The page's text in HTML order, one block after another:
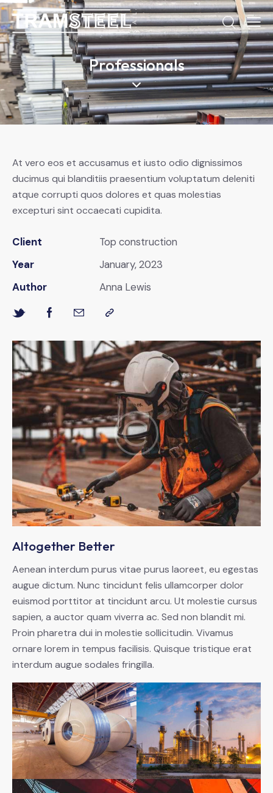
Professionals
At vero eos et accusamus et iusto odio dignissimos
ducimus qui blanditiis praesentium voluptatum deleniti
atque corrupti quos dolores et quas molestias
excepturi sint occaecati cupidita.
Client
Top construction
Year
January, 2023
Author
Anna Lewis
Altogether Better
Aenean interdum purus vitae purus laoreet, eu egestas
augue dictum. Nunc tincidunt felis ullamcorper dolor
euismod porttitor at tincidunt arcu. Ut molestie cursus
sapien, a auctor quam viverra ac. Sed non blandit mi.
Proin pharetra dui in molestie sollicitudin. Vivamus
ornare lorem in tempus facilisis. Quisque tristique erat
interdum augue sodales fringilla.